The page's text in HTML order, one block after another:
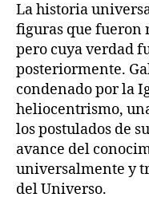
La historia
figuras que fueron
pero cuya verdad
posteriormente.
condenado por la
heliocentrismo,
los postulados de
avance del
universalmente y
del Universo.